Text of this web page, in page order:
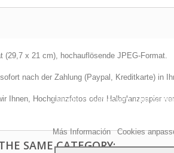
(29,7 x 21 cm), hochauflösende JPEG-Format.
nach der Zahlung (Paypal, Kreditkarte)
Ihnen, Hochglanzfotos oder Halbglanzpapier
SAME CATEGORY:
Dienste zu verbessern. Und
Más Información Cookies